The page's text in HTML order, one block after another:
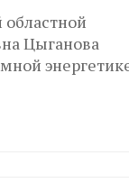
Цыганова